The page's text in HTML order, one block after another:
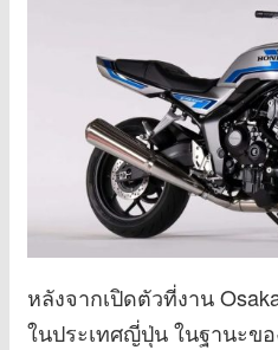
หลังจากเปิดตัวที่งาน
ในประเทศญี่ปุ่น ในฐานะข